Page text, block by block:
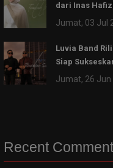
dari Inas
Jumat, 03 Jul
Luvia Band
Siap
Jumat, 26 Jun
Recent